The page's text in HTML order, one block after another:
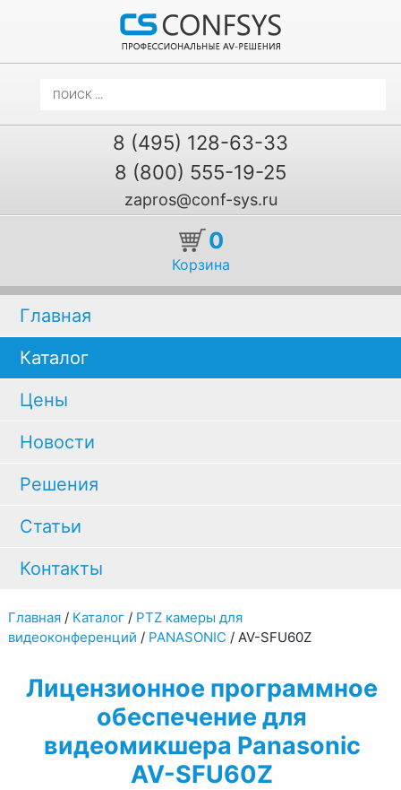
8 (495) 128-63-33
8 (800) 555-19-25
zapros@conf-sys.ru
0
Корзина
Главная
Каталог
Цены
Новости
Решения
Статьи
Контакты
Главная/ Каталог/ PTZ камеры для
видеоконференций / PANASONIC / AV-SFU60Z
Лицензионное программное
обеспечение для
видеомикшера Panasonic
AV-SFU60Z